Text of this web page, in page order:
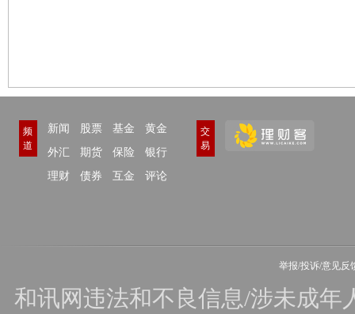
频
道
新闻 股票 基金
黄金
外汇
期货 保险
银行
理财
债券 互金 评论
交
易
举报/投诉/意见反
和讯网违法和不良信息/涉未成年